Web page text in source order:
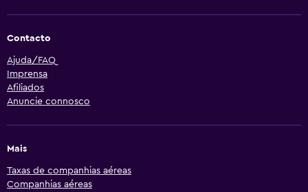
Contacto
Ajuda/FAQ
Imprensa
Afiliados
Anuncie connosco
Mais
Taxas de companhias aéreas
Companhias aéreas